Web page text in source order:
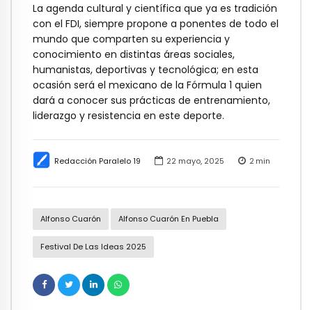
Redacción Paralelo 19 22 mayo, 2025 2 min
Alfonso Cuarón Alfonso Cuarón En Puebla
Festival De Las Ideas 2025
La agenda cultural y científica que ya es tradición
con el FDI, siempre propone a ponentes de todo el
mundo que comparten su experiencia y
conocimiento en distintas áreas sociales,
humanistas, deportivas y tecnológica; en esta
ocasión será el mexicano de la Fórmula 1 quien
dará a conocer sus prácticas de entrenamiento,
liderazgo y resistencia en este deporte.